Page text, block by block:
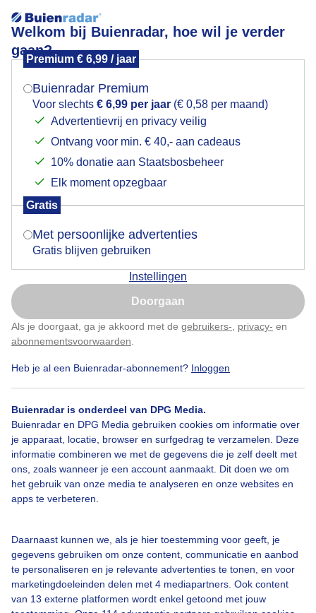
Welkom bij Buienradar, hoe wil je verder
gaan?
Premium € 6,99 / jaar
Buienradar Premium
Voor slechts € 6,99 per jaar (€ 0,58 per maand)
Advertentievrij en privacy veilig
Ontvang voor min. € 40,- aan cadeaus
10% donatie aan Staatsbosbeheer
Elk moment opzegbaar
Gratis
Met persoonlijke advertenties
Gratis blijven gebruiken
Instellingen
Doorgaan
Als je doorgaat, ga je akkoord met de gebruikers- privacy- en
abonnementsvoorwaarden
Heb je al een Buienradar-abonnement? Inloggen
Buienradar is onderdeel van DPG Media.
Buienradar en DPG Media gebruiken cookies om informatie over
je apparaat, locatie, browser en surfgedrag te verzamelen. Deze
informatie combineren we met de gegevens die je zelf deelt met
ons, zoals wanneer je een account aanmaakt. Dit doen we om
het gebruik van onze media te analyseren en onze websites en
apps te verbeteren.
Daarnaast kunnen we, als je hier toestemming voor geeft, je
gegevens gebruiken om onze content, communicatie en aanbod
te personaliseren en je relevante advertenties te tonen, en voor
marketingdoeleinden delen met 4 mediapartners. Ook content
van 13 externe platformen wordt enkel getoond met jouw
Wolken
Zon en wolken
Door: Harold Spierenburg Gemaakt: 12-09-2025, 39x bekeken
Bekijk slideshow
Een moment geduld aub...
Mogen we je locatie gebruiken voor het
Indien je hier nog geen akkoord op hebt gegeven,
verschijnt er zo een pop-up uit je browser waarin
Is goed, toon de popup
Nu niet, misschien later
Klik hierom dit aan te passen